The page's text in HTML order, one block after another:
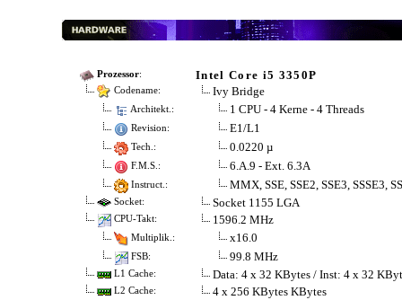
Prozessor: Intel Core i5 3350P
Codename: Ivy Bridge
Architekt.: 1 CPU - 4 Kerne - 4 Threads
Revision: E1/L1
Tech.: 0.0220 µ
F.M.S.: 6.A.9 - Ext. 6.3A
Instruct.: MMX, SSE, SSE2, SSE3, SSSE3,
Socket: Socket 1155 LGA
CPU-Takt: 1596.2 MHz
Multiplik.: x16.0
FSB: 99.8 MHz
L1 Cache: Data: 4 x 32 KBytes / Inst: 4 x 32
L2 Cache: 4 x 256 KBytes KBytes